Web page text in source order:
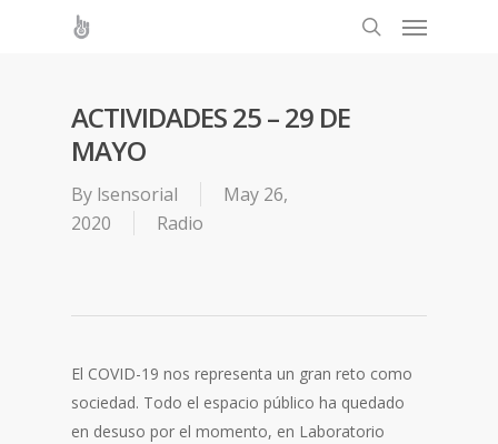
ACTIVIDADES 25 – 29 DE
MAYO
By lsensorial
May 26,
2020
Radio
El COVID-19 nos representa un gran reto como
sociedad. Todo el espacio público ha quedado
en desuso por el momento, en Laboratorio